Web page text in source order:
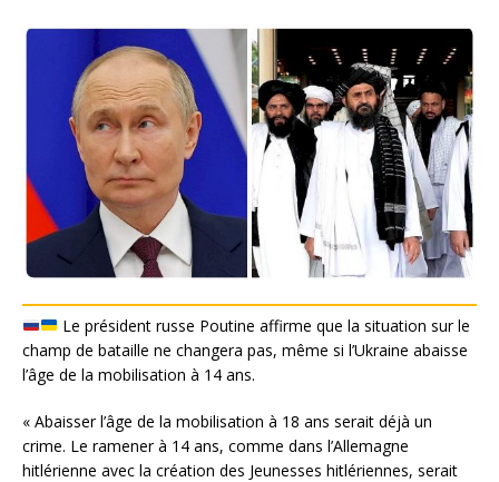
Le président russe Poutine affirme que la situation sur le
champ de bataille ne changera pas, même si l’Ukraine abaisse
l’âge de la mobilisation à 14 ans.
« Abaisser l’âge de la mobilisation à 18 ans serait déjà un
crime. Le ramener à 14 ans, comme dans l’Allemagne
hitlérienne avec la création des Jeunesses hitlériennes, serait